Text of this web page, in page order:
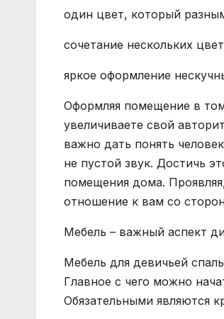
один цвет, который
сочетание нескольких
яркое оформление
Оформляя помещение в
увеличиваете свой
важно дать понять
не пустой звук. Достичь
помещения дома.
отношение к вам со
Мебель – важный аспект
Мебель для девичьей
Главное с чего можно
Обязательными являются